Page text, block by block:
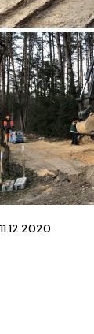
11.12.2020